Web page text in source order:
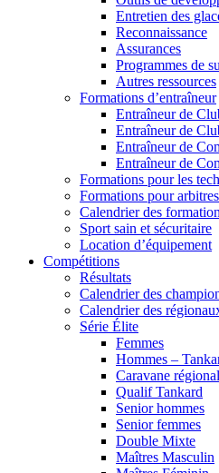
Entretien des
Reconnaissance
Assurances
Programmes de
Autres ressources
Formations d’entraîneur
Entraîneur de
Entraîneur de
Entraîneur de
Entraîneur de
Formations pour les
Formations pour arbitres
Calendrier des
Sport sain et sécuritaire
Location d’équipement
Compétitions
Résultats
Calendrier des
Calendrier des
Série Élite
Femmes
Hommes –
Caravane
Qualif Tankard
Senior hommes
Senior femmes
Double Mixte
Maîtres Masculin